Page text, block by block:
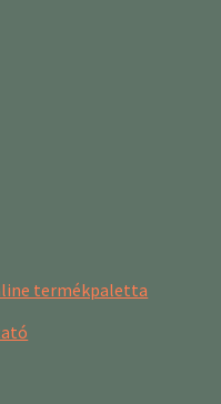
termékpaletta